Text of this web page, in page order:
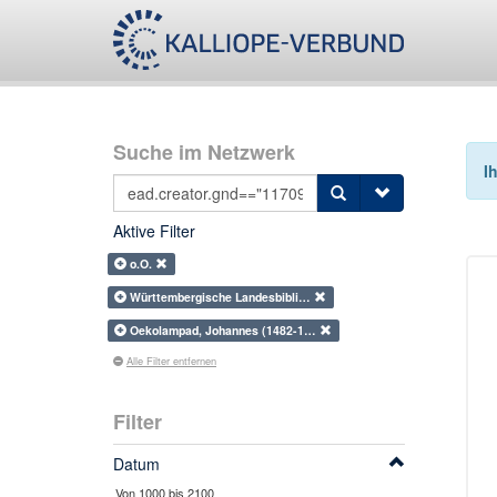
Suche im Netzwerk
Aktive Filter
o.O.
Württembergische Landesbibli…
Oekolampad, Johannes (1482-1…
Alle Filter entfernen
Filter
Datum